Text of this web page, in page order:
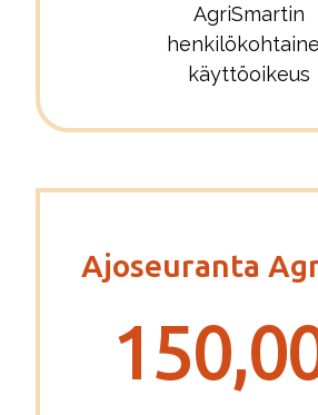
AgriSmartin
käyttöoikeus
Ajoseuranta